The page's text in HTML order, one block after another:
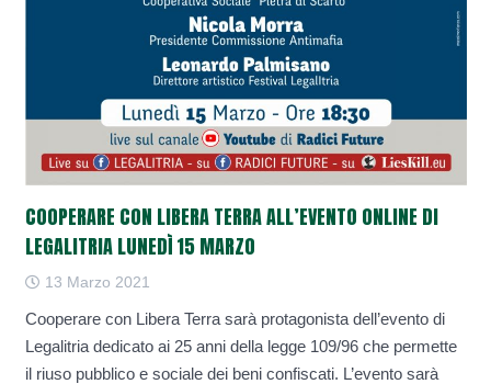
COOPERARE CON LIBERA TERRA ALL’EVENTO ONLINE DI
LEGALITRIA LUNEDÌ 15 MARZO
13 Marzo 2021
Cooperare con Libera Terra sarà protagonista dell’evento di
Legalitria dedicato ai 25 anni della legge 109/96 che permette
il riuso pubblico e sociale dei beni confiscati. L’evento sarà